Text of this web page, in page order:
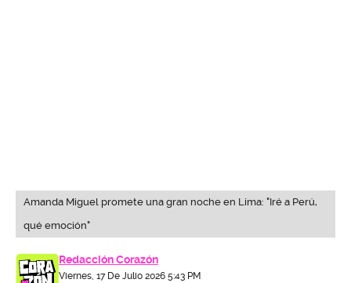
Amanda Miguel promete una gran noche en Lima: "Iré a Perú,
qué emoción"
Redacción Corazón
Viernes, 17 De Julio 2026 5:43 PM